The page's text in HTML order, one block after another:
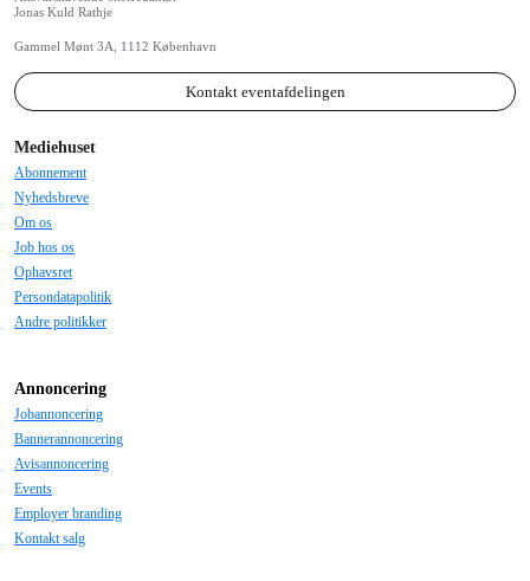
Jonas Kuld Rathje
Gammel Mønt 3A, 1112 København
Kontakt eventafdelingen
Mediehuset
Abonnement
Nyhedsbreve
Om os
Job hos os
Ophavsret
Persondatapolitik
Andre politikker
Annoncering
Jobannoncering
Bannerannoncering
Avisannoncering
Events
Employer branding
Kontakt salg